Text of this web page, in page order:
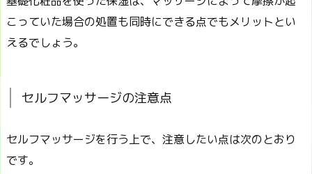
こっていた場合の処置も同時にできる点でもメリットとい
えるでしょう。
セルフマッサージの注意点
セルフマッサージを行う上で、注意したい点は次のとおり
です。